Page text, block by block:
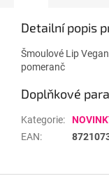
Detailní popis
Šmoulové Lip
pomeranč
Doplňkové
Kategorie:
EAN: